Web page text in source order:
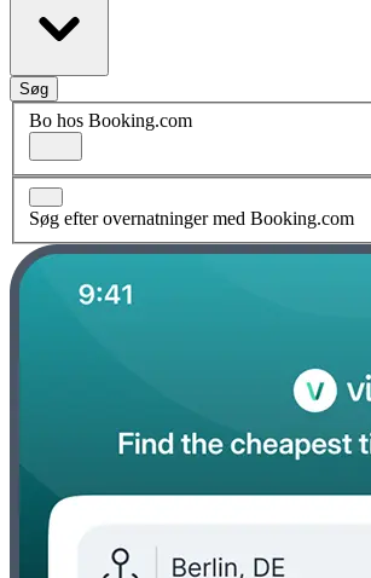
Søg
Bo hos Booking.com
Søg efter overnatninger med Booking.com